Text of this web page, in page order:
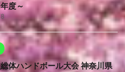
度～
体ハンドボール大会 神奈川県